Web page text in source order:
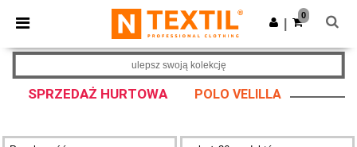
× Aplikacja Ntextil
Lepsze ceny w aplikacji!
Pobierz app
0
SPRZEDAŻ HURTOWA POLO VELILLA
ulepsz swoją kolekcję